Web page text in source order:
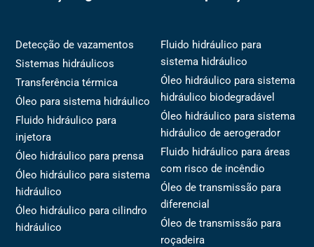
Detecção de vazamentos
Sistemas hidráulicos
Transferência térmica
Óleo para sistema hidráulico
Fluido hidráulico para
injetora
Óleo hidráulico para prensa
Óleo hidráulico para sistema
hidráulico
Óleo hidráulico para cilindro
hidráulico
Fluido hidráulico para
sistema hidráulico
Óleo hidráulico para sistema
hidráulico biodegradável
Óleo hidráulico para sistema
hidráulico de aerogerador
Fluido hidráulico para áreas
com risco de incêndio
Óleo de transmissão para
diferencial
Óleo de transmissão para
roçadeira